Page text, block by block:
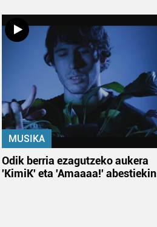
MUSIKA
Odik berria ezagutzeko aukera
'KimiK' eta 'Amaaaa!' abestiekin